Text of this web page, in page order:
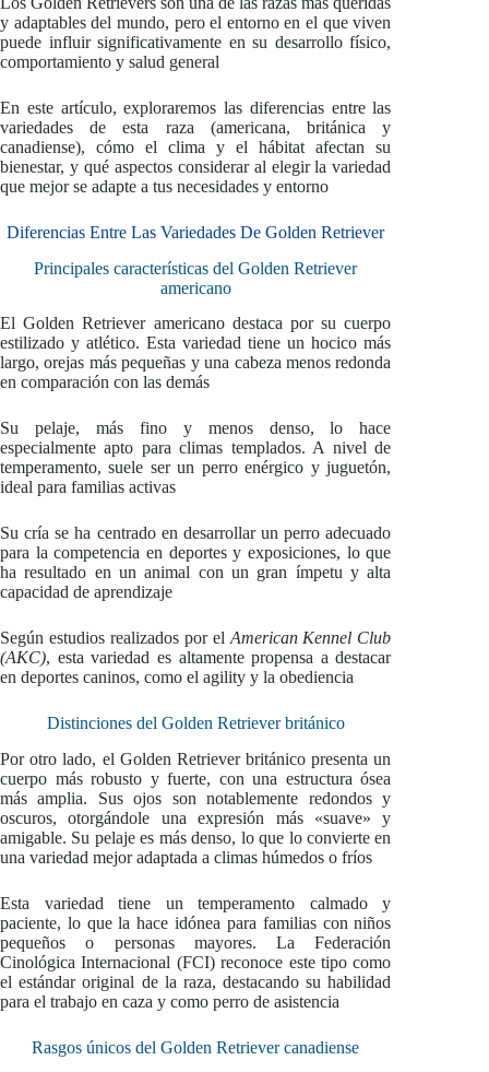
y adaptables del mundo, pero el entorno en el que viven
puede influir significativamente en su desarrollo físico,
comportamiento y salud general
En este artículo, exploraremos las diferencias entre las
variedades de esta raza (americana, británica y
canadiense), cómo el clima y el hábitat afectan su
bienestar, y qué aspectos considerar al elegir la variedad
que mejor se adapte a tus necesidades y entorno
Diferencias Entre Las Variedades De Golden Retriever
Principales características del Golden Retriever
americano
El Golden Retriever americano destaca por su cuerpo
estilizado y atlético. Esta variedad tiene un hocico más
largo, orejas más pequeñas y una cabeza menos redonda
en comparación con las demás
Su pelaje, más fino y menos denso, lo hace
especialmente apto para climas templados. A nivel de
temperamento, suele ser un perro enérgico y juguetón,
ideal para familias activas
Su cría se ha centrado en desarrollar un perro adecuado
para la competencia en deportes y exposiciones, lo que
ha resultado en un animal con un gran ímpetu y alta
capacidad de aprendizaje
Según estudios realizados por el American Kennel Club
(AKC), esta variedad es altamente propensa a destacar
en deportes caninos, como el agility y la obediencia
Distinciones del Golden Retriever británico
Por otro lado, el Golden Retriever británico presenta un
cuerpo más robusto y fuerte, con una estructura ósea
más amplia. Sus ojos son notablemente redondos y
oscuros, otorgándole una expresión más «suave» y
amigable. Su pelaje es más denso, lo que lo convierte en
una variedad mejor adaptada a climas húmedos o fríos
Esta variedad tiene un temperamento calmado y
paciente, lo que la hace idónea para familias con niños
pequeños o personas mayores. La Federación
Cinológica Internacional (FCI) reconoce este tipo como
el estándar original de la raza, destacando su habilidad
para el trabajo en caza y como perro de asistencia
Rasgos únicos del Golden Retriever canadiense